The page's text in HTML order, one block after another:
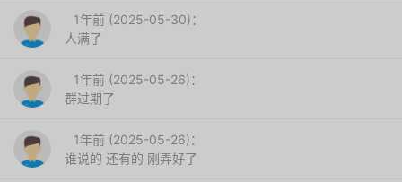
1年前 (2025-05-30)：
人满了
1年前 (2025-05-26)：
群过期了
1年前 (2025-05-26)：
谁说的 还有的 刚弄好了